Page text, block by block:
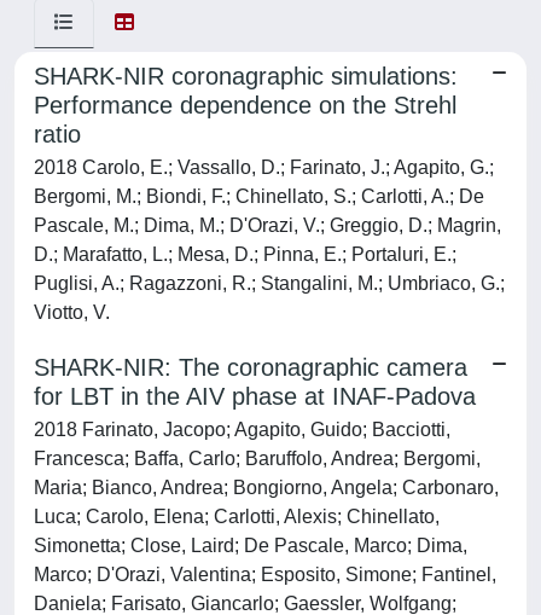
SHARK-NIR coronagraphic simulations:
Performance dependence on the Strehl
ratio
2018 Carolo, E.; Vassallo, D.; Farinato, J.; Agapito, G.;
Bergomi, M.; Biondi, F.; Chinellato, S.; Carlotti, A.; De
Pascale, M.; Dima, M.; D'Orazi, V.; Greggio, D.; Magrin,
D.; Marafatto, L.; Mesa, D.; Pinna, E.; Portaluri, E.;
Puglisi, A.; Ragazzoni, R.; Stangalini, M.; Umbriaco, G.;
Viotto, V.
SHARK-NIR: The coronagraphic camera
for LBT in the AIV phase at INAF-Padova
2018 Farinato, Jacopo; Agapito, Guido; Bacciotti,
Francesca; Baffa, Carlo; Baruffolo, Andrea; Bergomi,
Maria; Bianco, Andrea; Bongiorno, Angela; Carbonaro,
Luca; Carolo, Elena; Carlotti, Alexis; Chinellato,
Simonetta; Close, Laird; De Pascale, Marco; Dima,
Marco; D'Orazi, Valentina; Esposito, Simone; Fantinel,
Daniela; Farisato, Giancarlo; Gaessler, Wolfgang;